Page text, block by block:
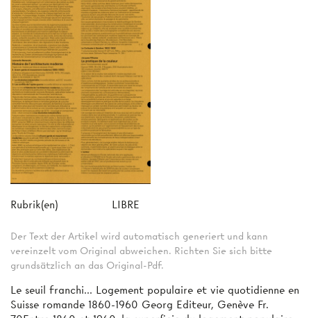
Rubrik(en) LIBRE
Der Text der Artikel wird automatisch generiert und kann
vereinzelt vom Original abweichen. Richten Sie sich bitte
grundsätzlich an das Original-Pdf.
Le seuil franchi... Logement populaire et vie quotidienne en
Suisse romande 1860-1960 Georg Editeur, Genève Fr.